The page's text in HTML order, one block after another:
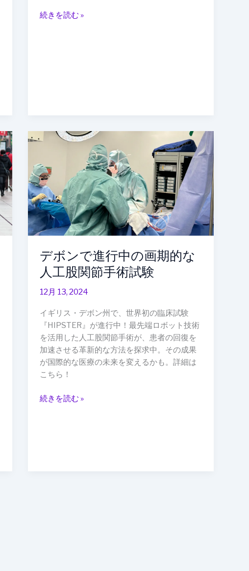
技
続きを読む »
デボンで進行中の画期的な
人工股関節手術試験
12月 13, 2024
イギリス・デボン州で、世界初の臨床試験
『HIPSTER』が進行中！最先端ロボット技術
を活用した人工股関節手術が、患者の回復を
加速させる革新的な方法を探求中。その成果
が国際的な医療の未来を変えるかも。詳細は
こちら！
ン
で
進
行
中
の
画
的
な
工
股
関
節
手
術
試
続きを読む »